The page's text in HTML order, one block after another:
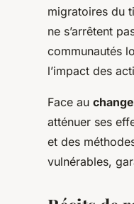
migratoires du
ne s’arrêtent
communautés
l’impact des
Face au
atténuer ses
et des
vulnérables,